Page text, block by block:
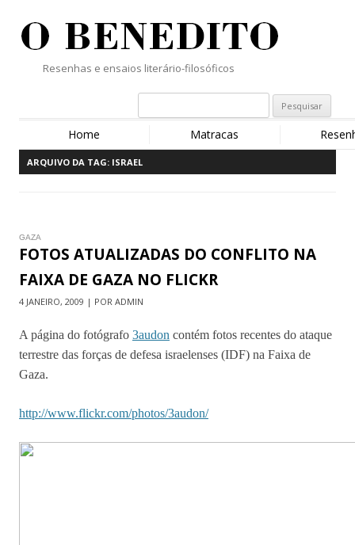
Resenhas e ensaios literário-filosóficos
Home Matracas
ARQUIVO DA TAG: ISRAEL
GAZA
FOTOS ATUALIZADAS DO CONFLITO NA
FAIXA DE GAZA NO FLICKR
4 JANEIRO, 2009 | POR ADMIN
A página do fotógrafo 3audon contém fotos recentes do ataque
terrestre das forças de defesa israelenses (IDF) na Faixa de
Gaza.
http://www.flickr.com/photos/3audon/